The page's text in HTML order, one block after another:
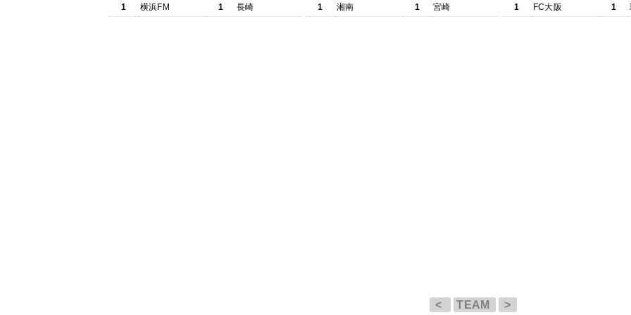
1 横浜FM 1 長崎 1 湘南 1 宮崎 1 FC大阪 1
< TEAM >